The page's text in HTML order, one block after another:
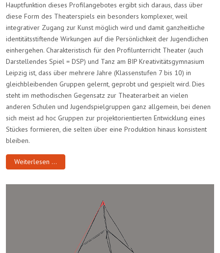
Hauptfunktion dieses Profilangebotes ergibt sich daraus, dass über
diese Form des Theaterspiels ein besonders komplexer, weil
integrativer Zugang zur Kunst möglich wird und damit ganzheitliche
identitätsstiftende Wirkungen auf die Persönlichkeit der Jugendlichen
einhergehen. Charakteristisch für den Profilunterricht Theater (auch
Darstellendes Spiel = DSP) und Tanz am BIP Kreativitätsgymnasium
Leipzig ist, dass über mehrere Jahre (Klassenstufen 7 bis 10) in
gleichbleibenden Gruppen gelernt, geprobt und gespielt wird. Dies
steht im methodischen Gegensatz zur Theaterarbeit an vielen
anderen Schulen und Jugendspielgruppen ganz allgemein, bei denen
sich meist ad hoc Gruppen zur projektorientierten Entwicklung eines
Stückes formieren, die selten über eine Produktion hinaus konsistent
bleiben.
Weiterlesen …